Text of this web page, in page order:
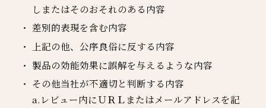
しまたはそのおそれのある内容
差別的表現を含む内容
上記の他、公序良俗に反する内容
製品の効能効果に誤解を与えるような内容
その他当社が不適切と判断する内容
a.レビュー内にＵＲＬまたはメールアドレスを記